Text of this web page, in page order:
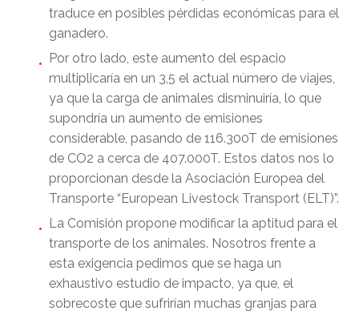
traduce en posibles pérdidas económicas para el
ganadero.
Por otro lado, este aumento del espacio
multiplicaría en un 3,5 el actual número de viajes,
ya que la carga de animales disminuiría, lo que
supondría un aumento de emisiones
considerable, pasando de 116.300T de emisiones
de CO2 a cerca de 407.000T. Estos datos nos lo
proporcionan desde la Asociación Europea del
Transporte “European Livestock Transport (ELT)”.
La Comisión propone modificar la aptitud para el
transporte de los animales. Nosotros frente a
esta exigencia pedimos que se haga un
exhaustivo estudio de impacto, ya que, el
sobrecoste que sufrirían muchas granjas para